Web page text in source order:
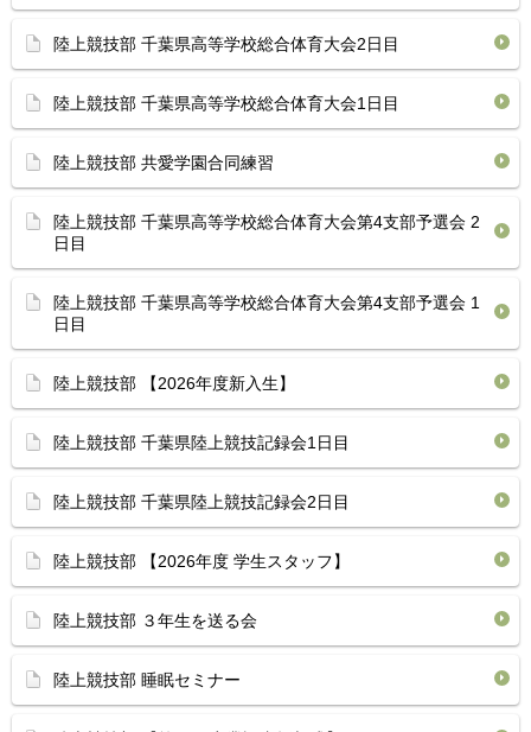
陸上競技部 千葉県高等学校総合体育⁡大会2日目
陸上競技部 千葉県高等学校総合体育⁡大会1日目
陸上競技部 共愛学園合同練習
陸上競技部 千葉県高等学校総合体育⁡大会第4支部予選会 2
日目
陸上競技部 千葉県高等学校総合体育⁡大会第4支部予選会 1
日目
陸上競技部 【2026年度新入生】
陸上競技部 千葉県陸上競技記録会1日目 ⁡
陸上競技部 ⁡千葉県陸上競技記録会2日目 ⁡
陸上競技部 【2026年度 学生スタッフ】
陸上競技部 ３年生を送る会
陸上競技部 睡眠セミナー